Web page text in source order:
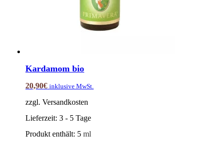
Kardamom bio
20,90€ inklusive MwSt.
zzgl. Versandkosten
Lieferzeit:3 - 5 Tage
Produkt enthält: 5ml